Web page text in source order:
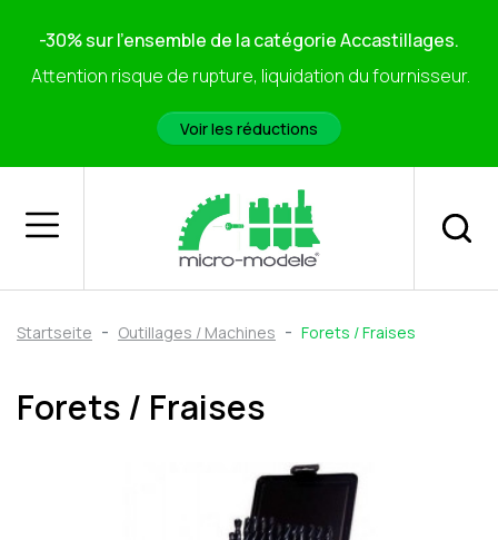
-30% sur l'ensemble de la catégorie Accastillages.
Attention risque de rupture, liquidation du fournisseur.
Voir les réductions
Startseite Outillages / Machines Forets / Fraises
Forets / Fraises